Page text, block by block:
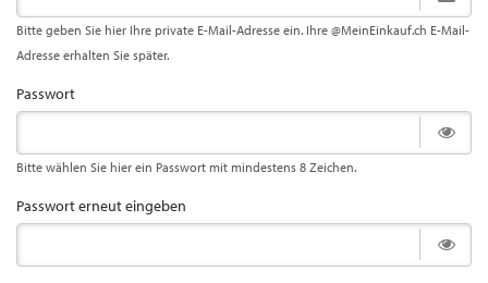
Bitte geben Sie hier Ihre private E-Mail-Adresse ein. Ihre @MeinEinkauf.ch E-Mail-
Adresse erhalten Sie später.
Passwort
Bitte wählen Sie hier ein Passwort mit mindestens 8 Zeichen.
Passwort erneut eingeben